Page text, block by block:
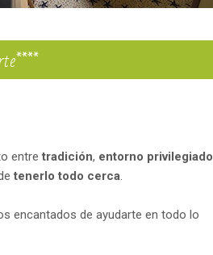
entre tradición, entorno privilegiado
tenerlo todo cerca.
encantados de ayudarte en todo lo